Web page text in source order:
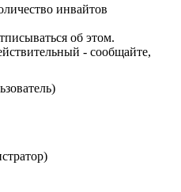
инвайтов
об этом.
- сообщайте,